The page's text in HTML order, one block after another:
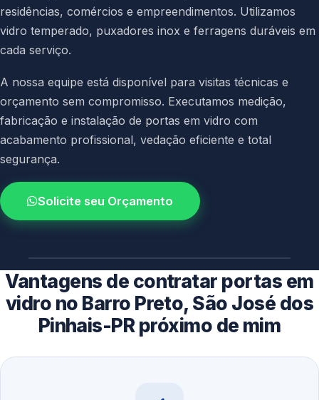
residências, comércios e empreendimentos. Utilizamos
vidro temperado, puxadores inox e ferragens duráveis em
cada serviço.
A nossa equipe está disponível para visitas técnicas e
orçamento sem compromisso. Executamos medição,
fabricação e instalação de portas em vidro com
acabamento profissional, vedação eficiente e total
segurança.
Solicite seu Orçamento
4.9 / 5.0
avaliacao dos clientes
Vantagens de contratar portas em
vidro no Barro Preto, São José dos
Pinhais-PR próximo de mim